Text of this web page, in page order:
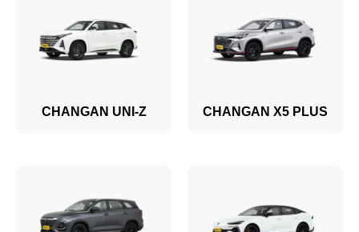
CHANGAN UNI-Z CHANGAN X5 PLUS